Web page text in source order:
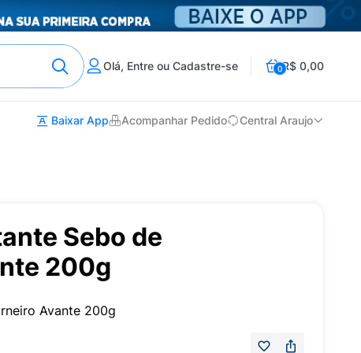
Olá, Entre ou Cadastre-se 0R$ 0,00
Baixar App Acompanhar Pedido Central Araujo
Sebo de
200g
Avante 200g